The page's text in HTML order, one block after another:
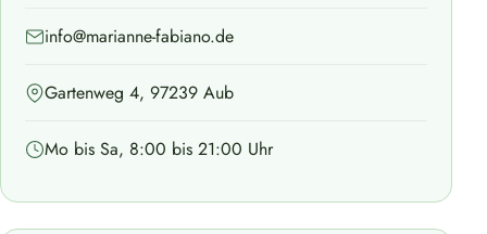
info@marianne-fabiano.de
Gartenweg 4, 97239 Aub
Mo bis Sa, 8:00 bis 21:00 Uhr